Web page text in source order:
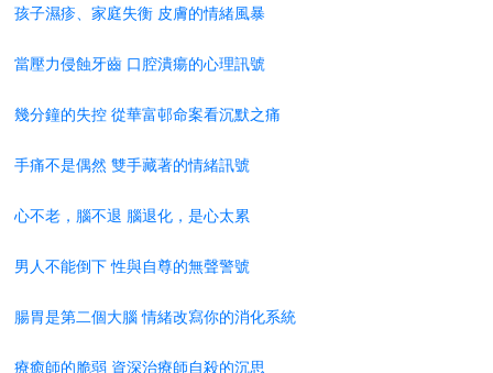
孩子濕疹、家庭失衡 皮膚的情緒風暴
當壓力侵蝕牙齒 口腔潰瘍的心理訊號
幾分鐘的失控 從華富邨命案看沉默之痛
手痛不是偶然 雙手藏著的情緒訊號
心不老，腦不退 腦退化，是心太累
男人不能倒下 性與自尊的無聲警號
腸胃是第二個大腦 情緒改寫你的消化系統
療癒師的脆弱 資深治療師自殺的沉思